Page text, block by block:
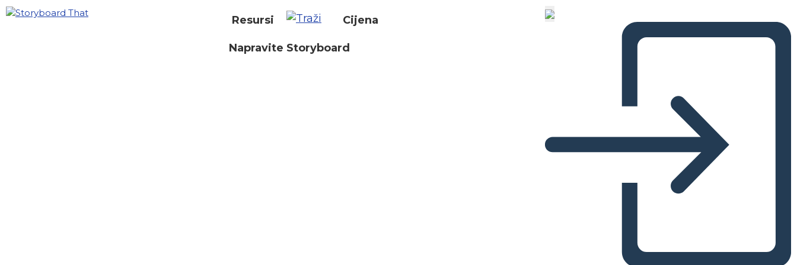
Resursi Cijena
Napravite Storyboard